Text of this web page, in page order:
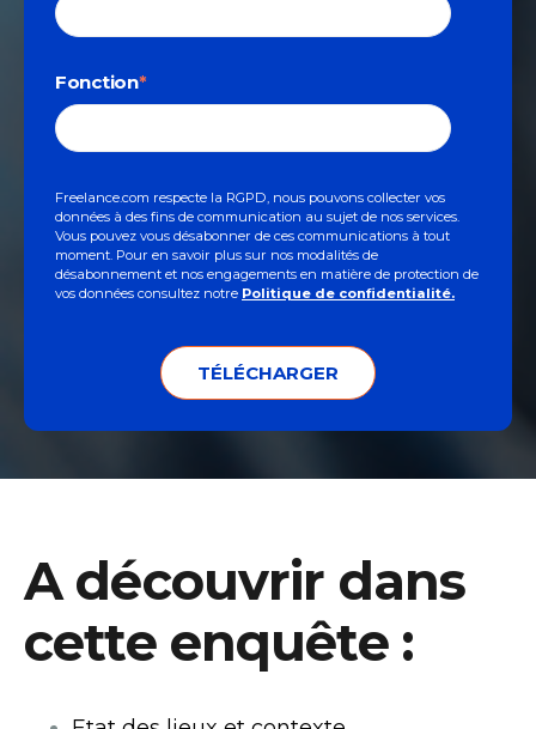
Fonction*
Freelance.com respecte la RGPD, nous pouvons collecter vos
données à des fins de communication au sujet de nos services.
Vous pouvez vous désabonner de ces communications à tout
moment. Pour en savoir plus sur nos modalités de
désabonnement et nos engagements en matière de protection de
vos données consultez notre Politique de confidentialité.
A découvrir dans
cette enquête :